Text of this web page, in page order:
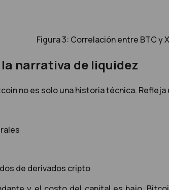
Figura 3: Correlación entre BTC y
narrativa de liquidez
no es solo una historia técnica.
de derivados cripto